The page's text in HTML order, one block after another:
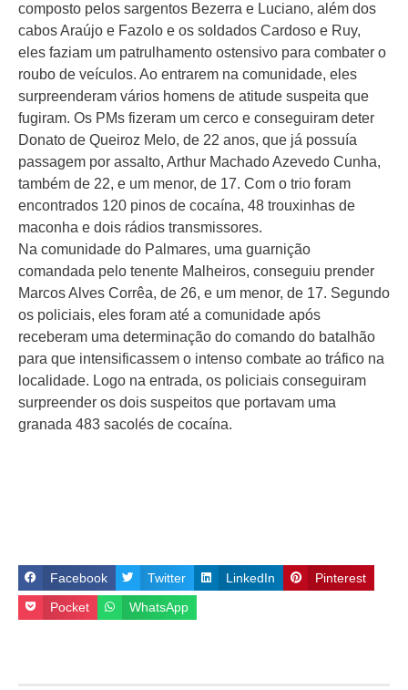
composto pelos sargentos Bezerra e Luciano, além dos
cabos Araújo e Fazolo e os soldados Cardoso e Ruy,
eles faziam um patrulhamento ostensivo para combater o
roubo de veículos. Ao entrarem na comunidade, eles
surpreenderam vários homens de atitude suspeita que
fugiram. Os PMs fizeram um cerco e conseguiram deter
Donato de Queiroz Melo, de 22 anos, que já possuía
passagem por assalto, Arthur Machado Azevedo Cunha,
também de 22, e um menor, de 17. Com o trio foram
encontrados 120 pinos de cocaína, 48 trouxinhas de
maconha e dois rádios transmissores.
Na comunidade do Palmares, uma guarnição
comandada pelo tenente Malheiros, conseguiu prender
Marcos Alves Corrêa, de 26, e um menor, de 17. Segundo
os policiais, eles foram até a comunidade após
receberam uma determinação do comando do batalhão
para que intensificassem o intenso combate ao tráfico na
localidade. Logo na entrada, os policiais conseguiram
surpreender os dois suspeitos que portavam uma
granada 483 sacolés de cocaína.
Facebook Twitter LinkedIn Pinterest
Pocket WhatsApp